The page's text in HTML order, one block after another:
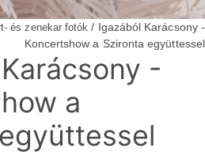
és zenekar fotók / Igazából Karácsony -
Koncertshow a Szironta együttessel
-
a